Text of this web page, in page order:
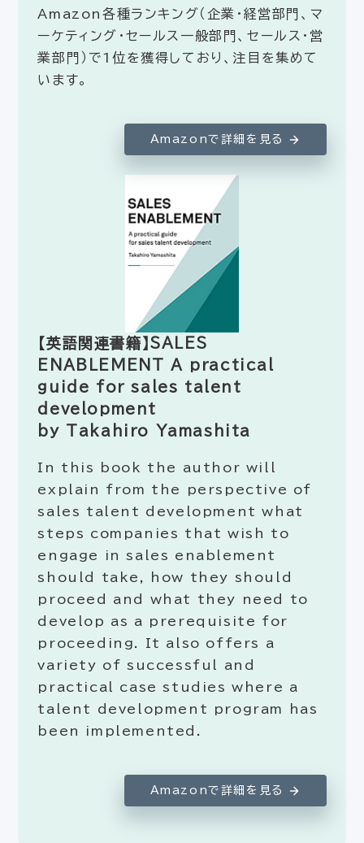
Amazon各種ランキング（企業・経営部門、マ
ーケティング・セールス一般部門、セールス・営
業部門）で1位を獲得しており、注目を集めて
います。
Amazonで詳細を見る
【英語関連書籍】SALES
ENABLEMENT A practical
guide for sales talent
development
by Takahiro Yamashita
In this book the author will
explain from the perspective of
sales talent development what
steps companies that wish to
engage in sales enablement
should take, how they should
proceed and what they need to
develop as a prerequisite for
proceeding. It also offers a
variety of successful and
practical case studies where a
talent development program has
been implemented.
Amazonで詳細を見る